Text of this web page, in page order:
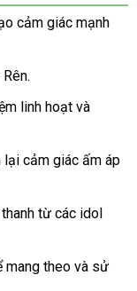
cảm giác mạnh
linh hoạt và
cảm giác ấm áp
từ các idol
mang theo và sử